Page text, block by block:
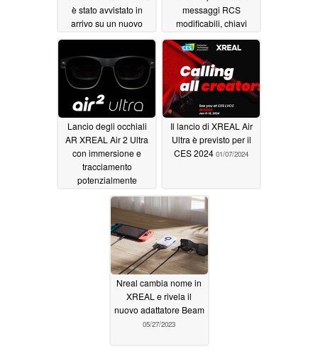
è stato avvistato in
arrivo su un nuovo
06/06/2024
messaggi RCS
modificabili, chiavi
ancora 05/31/2024
Lancio degli occhiali
AR XREAL Air 2 Ultra
con immersione e
tracciamento
potenzialmente
display micro OLED
01/10/2024
Il lancio di XREAL Air
Ultra è previsto per il
CES 2024 01/07/2024
Nreal cambia nome in
XREAL e rivela il
nuovo adattatore Beam
05/27/2023